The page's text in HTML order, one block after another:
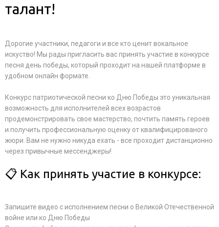
талант!
Дорогие участники, педагоги и все кто ценит вокальное
искуство! Мы рады пригласить вас принять участие в конкурсе
песня день победы, который проходит на нашей платформе в
удобном онлайн формате.
Конкурс патриотической песни ко Дню Победы это уникальная
возможность для исполнителей всех возрастов
продемонстрировать свое мастерство, почтить память героев
и получить профессиональную оценку от квалифицированого
жюри. Вам не нужно никуда ехать - все проходит дистанционно
через привычные мессенджеры!
📋 Как принять участие в конкурсе:
Запишите видео с исполнением песни о Великой Отечественной
войне или ко Дню Победы